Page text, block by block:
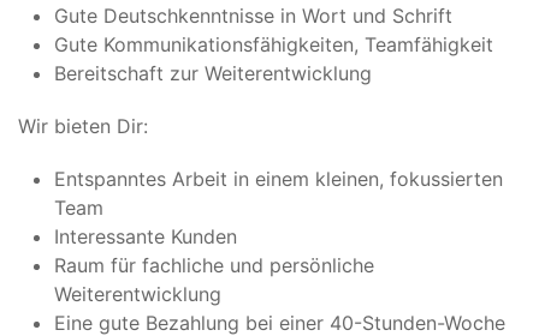
Gute Deutschkenntnisse in Wort und Schrift
Gute Kommunikationsfähigkeiten, Teamfähigkeit
Bereitschaft zur Weiterentwicklung
Wir bieten Dir:
Entspanntes Arbeit in einem kleinen, fokussierten
Team
Interessante Kunden
Raum für fachliche und persönliche
Weiterentwicklung
Eine gute Bezahlung bei einer 40-Stunden-Woche